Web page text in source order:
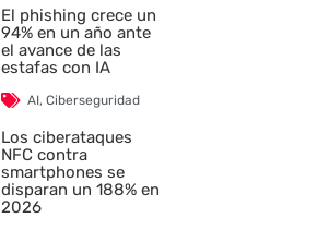
El phishing crece un
94% en un año ante
el avance de las
estafas con IA
AI,Ciberseguridad
Los ciberataques
NFC contra
smartphones se
disparan un 188% en
2026